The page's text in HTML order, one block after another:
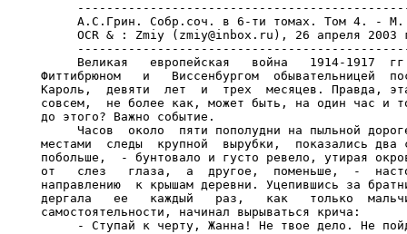
А.С.Грин. Собр.соч. в 6-ти томах. Том 4. -
OCR & : Zmiy (zmiy@inbox.ru), 26 апреля 2003
Великая   европейская   война   1914-1917
Фиттибрюном   и   Виссенбургом  обывательницей
Кароль,  девяти  лет  и  трех  месяцев. Правда,
совсем,  не более как, может быть, на один час и
до этого? Важно событие.
Часов  около  пяти пополудни на пыльной
местами  следы  крупной  вырубки,  показались два
побольше,  - бунтовало и густо ревело, утирая
от   слез   глаза,  а  другое,  поменьше,  -
направлению  к крышам деревни. Уцепившись за
дергала   ее   каждый   раз,   как   только
самостоятельности, начинал вырываться крича:
- Ступай к черту, Жанна! Не твое дело. Не